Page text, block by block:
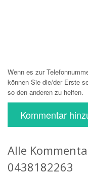
Wenn es zur
können Sie die/der Erste
so den anderen zu helfen.
Kommentar
Alle
0438182263